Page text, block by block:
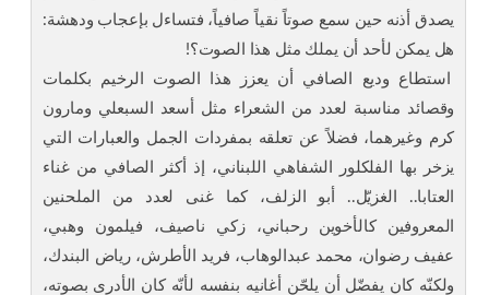
يصدق أذنه حين سمع صوتاً نقياً صافياً، فتساءل بإعجاب ودهشة:
هل يمكن لأحد أن يملك مثل هذا الصوت؟!
استطاع وديع الصافي أن يعزز هذا الصوت الرخيم بكلمات
وقصائد مناسبة لعدد من الشعراء مثل أسعد السبعلي ومارون
كرم وغيرهما، فضلاً عن تعلقه بمفردات الجمل والعبارات التي
يزخر بها الفلكلور الشفاهي اللبناني، إذ أكثر الصافي من غناء
العتابا.. الغزيّل.. أبو الزلف، كما غنى لعدد من الملحنين
المعروفين كالأخوين رحباني، زكي ناصيف، فيلمون وهبي،
عفيف رضوان، محمد عبدالوهاب، فريد الأطرش، رياض البندك،
ولكنّه كان يفضّل أن يلحّن أغانيه بنفسه لأنّه كان الأدرى بصوته،